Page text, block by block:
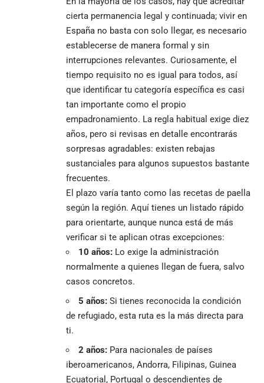
cierta permanencia legal y continuada; vivir en
España no basta con solo llegar, es necesario
establecerse de manera formal y sin
interrupciones relevantes. Curiosamente, el
tiempo requisito no es igual para todos, así
que identificar tu categoría específica es casi
tan importante como el propio
empadronamiento. La regla habitual exige diez
años, pero si revisas en detalle encontrarás
sorpresas agradables: existen rebajas
sustanciales para algunos supuestos bastante
frecuentes.
El plazo varía tanto como las recetas de paella
según la región. Aquí tienes un listado rápido
para orientarte, aunque nunca está de más
verificar si te aplican otras excepciones:
10 años: Lo exige la administración
normalmente a quienes llegan de fuera, salvo
casos concretos.
5 años: Si tienes reconocida la condición
de refugiado, esta ruta es la más directa para
ti.
2 años: Para nacionales de países
iberoamericanos, Andorra, Filipinas, Guinea
Ecuatorial, Portugal o descendientes de